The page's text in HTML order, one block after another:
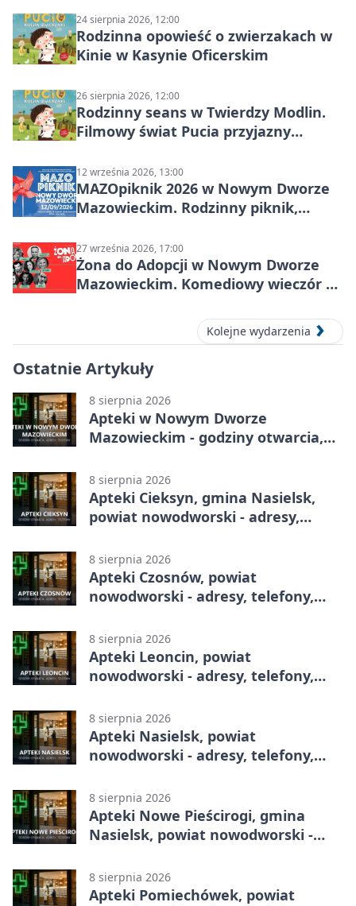
24 sierpnia 2026, 12:00
Rodzinna opowieść o zwierzakach w
Kinie w Kasynie Oficerskim
26 sierpnia 2026, 12:00
Rodzinny seans w Twierdzy Modlin.
Filmowy świat Pucia przyjazny
12 września 2026, 13:00
MAZOpiknik 2026 w Nowym Dworze
Mazowieckim. Rodzinny piknik,
27 września 2026, 17:00
Żona do Adopcji w Nowym Dworze
Mazowieckim. Komediowy wieczór w
Kolejne wydarzenia
Ostatnie Artykuły
8 sierpnia 2026
Apteki w Nowym Dworze
Mazowieckim - godziny otwarcia,
8 sierpnia 2026
Apteki Cieksyn, gmina Nasielsk,
powiat nowodworski - adresy,
8 sierpnia 2026
Apteki Czosnów, powiat
nowodworski - adresy, telefony,
8 sierpnia 2026
Apteki Leoncin, powiat
nowodworski - adresy, telefony,
8 sierpnia 2026
Apteki Nasielsk, powiat
nowodworski - adresy, telefony,
8 sierpnia 2026
Apteki Nowe Pieścirogi, gmina
Nasielsk, powiat nowodworski -
8 sierpnia 2026
Apteki Pomiechówek, powiat